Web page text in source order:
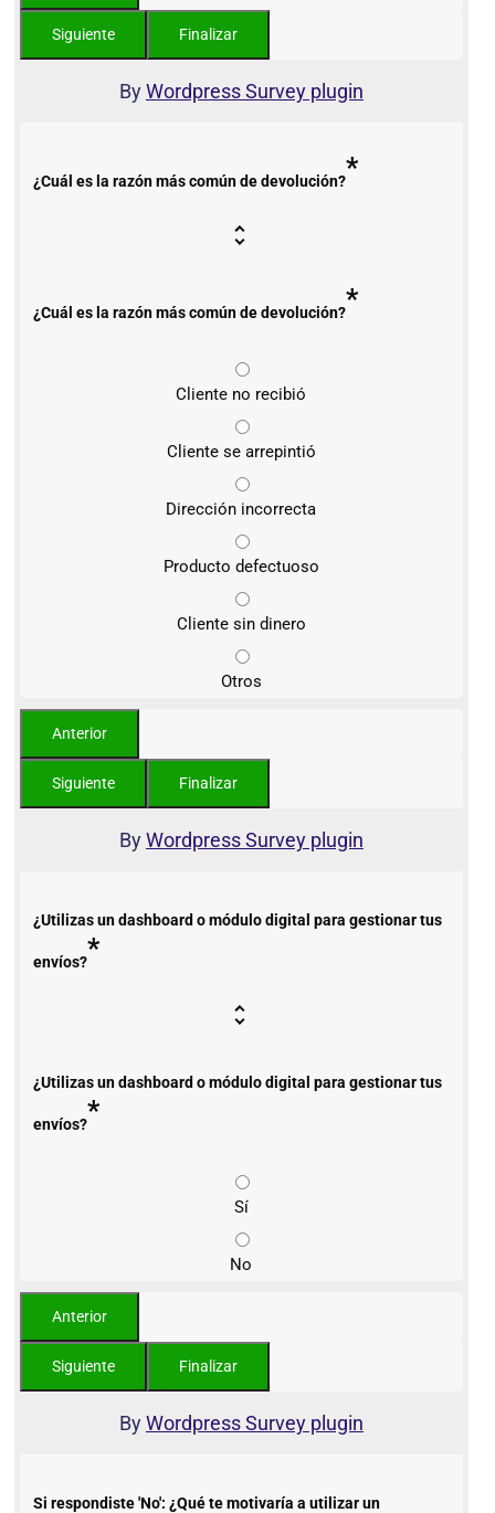
ByWordpress Survey plugin
¿Cuál es la razón más común de devolución?*
¿Cuál es la razón más común de devolución?*
Cliente no recibió
Cliente se arrepintió
Dirección incorrecta
Producto defectuoso
Cliente sin dinero
Otros
ByWordpress Survey plugin
¿Utilizas un dashboard o módulo digital para gestionar tus
envíos?*
¿Utilizas un dashboard o módulo digital para gestionar tus
envíos?*
Sí
No
ByWordpress Survey plugin
Si respondiste 'No': ¿Qué te motivaría a utilizar un